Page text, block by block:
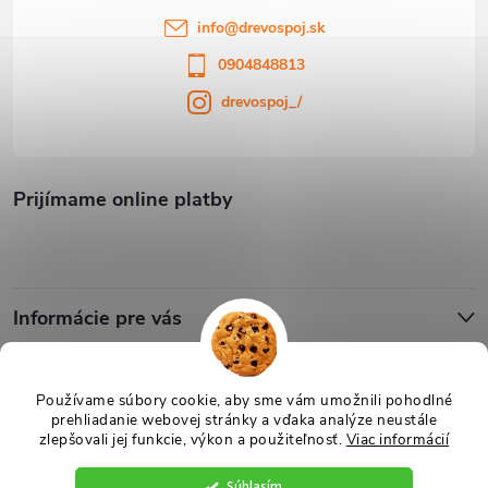
Používame súbory cookie, aby sme vám umožnili pohodlné
prehliadanie webovej stránky a vďaka analýze neustále
zlepšovali jej funkcie, výkon a použiteľnosť. Viac informácií
Prijímame online platby
info@drevospoj.sk
0904848813
drevospoj_/
Informácie pre vás
cookies